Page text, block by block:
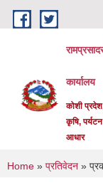
Skip to main content
कार्यालय
कोशी
कृषि, पर्यटन
आधार
You are
Home » प्रतिवेदन »